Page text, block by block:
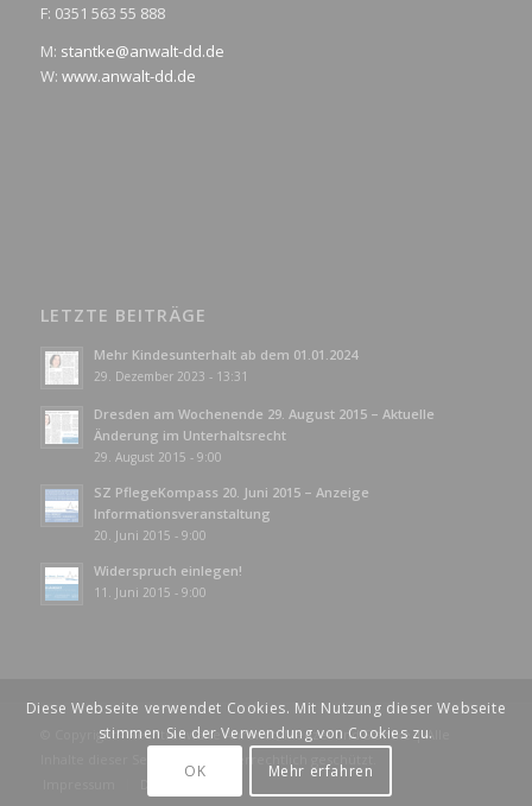
F: 0351 563 55 888
M: stantke@anwalt-dd.de
W: www.anwalt-dd.de
LETZTE BEITRÄGE
Mehr Kindesunterhalt ab dem 01.01.2024
29. Dezember 2023 - 13:31
Dresden am Wochenende 29. August 2015 – Aktuelle
Änderung im Unterhaltsrecht
29. August 2015 - 9:00
SZ PflegeKompass 20. Juni 2015 – Anzeige
Informationsveranstaltung
20. Juni 2015 - 9:00
Widerspruch einlegen!
11. Juni 2015 - 9:00
© Copyright - Rechtsanwälte Ahrendt, Menzel und Stantke | Alle
Diese Webseite verwendet Cookies. Mit Nutzung dieser Webseite
stimmen Sie der Verwendung von Cookies zu.
OK
Mehr erfahren